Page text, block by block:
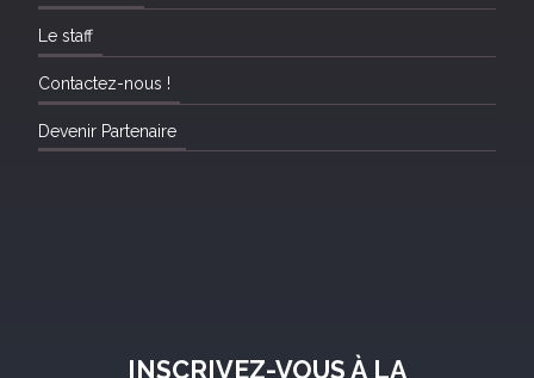
Le staff
Contactez-nous !
Devenir Partenaire
INSCRIVEZ-VOUS À LA